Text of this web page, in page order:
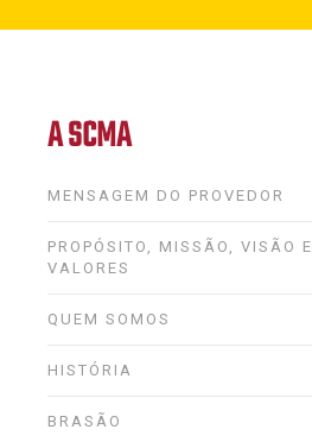
A SCMA
MENSAGEM DO PROVEDOR
PROPÓSITO, MISSÃO, VISÃO E
VALORES
QUEM SOMOS
HISTÓRIA
BRASÃO